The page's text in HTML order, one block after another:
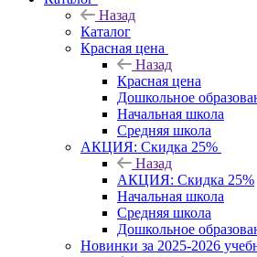
Назад
Каталог
Красная цена
Назад
Красная цена
Дошкольное
Начальная школа
Средняя школа
АКЦИЯ: Скидка 25%
Назад
АКЦИЯ: Скидка 25%
Начальная школа
Средняя школа
Дошкольное
Новинки за 2025-2026